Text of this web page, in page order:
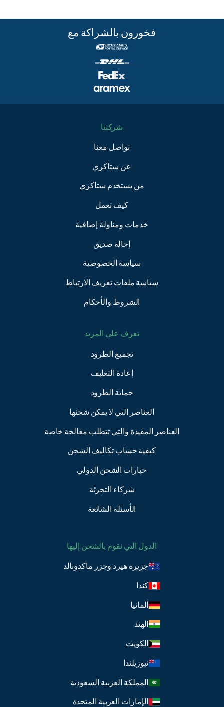
فخورون بالشراكة مع
شركتنا
تواصل معنا
عن ستاكري
من يستخدم ستاكري
كيف تعمل
خدمات ومناولة إضافية
إحالة صديق
سياسة الخصوصية
سياسة ملفات تعريف الارتباط
الشروط والأحكام
تعرف على المزيد
تجميع الطرود
إعادة التغليف
حماية الطرود
العناصر التي لا يمكن شحنها
العناصر المقيدة والتي تتطلب معالجة خاصة
كيفية حساب تكاليف الشحن
خيارات الشحن الدولي
شركاء التجزئة
الأسئلة الشائعة
الدول التي نقوم بالشحن إليها
جزيرة هيرد وجزر ماكدونالد
كندا
ألمانيا
الهند
الكويت
نيوزيلندا
المملكة العربية السعودية
الإمارات العربية المتحدة